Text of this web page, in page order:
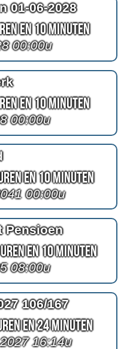
01-06-2028
en 10 Minuten
00:00u
en 10 Minuten
00:00u
en 10 Minuten
00:00u
Pensioen
en 10 Minuten
08:00u
106/167
en 24 Minuten
16:14u